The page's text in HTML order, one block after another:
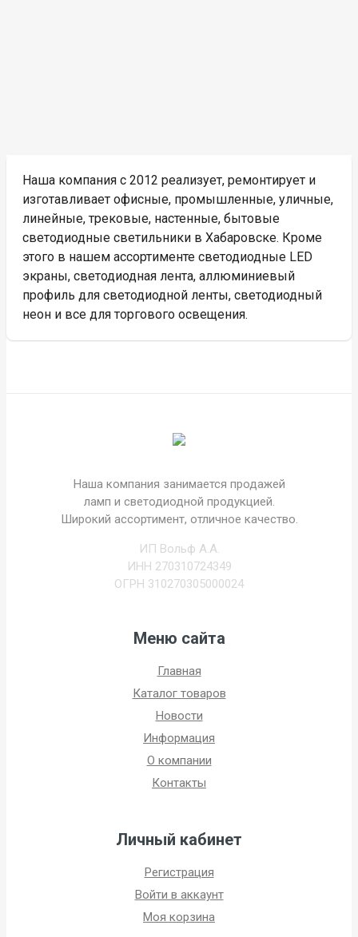
Наша компания с 2012 реализует, ремонтирует и
изготавливает офисные, промышленные, уличные,
линейные, трековые, настенные, бытовые
светодиодные светильники в Хабаровске. Кроме
этого в нашем ассортименте светодиодные LED
экраны, светодиодная лента, аллюминиевый
профиль для светодиодной ленты, светодиодный
неон и все для торгового освещения.
Наша компания занимается продажей
ламп и светодиодной продукцией.
Широкий ассортимент, отличное качество.
ИП Вольф А.А.
ИНН 270310724349
ОГРН 310270305000024
Меню сайта
Главная
Каталог товаров
Новости
Информация
О компании
Контакты
Личный кабинет
Регистрация
Войти в аккаунт
Моя корзина